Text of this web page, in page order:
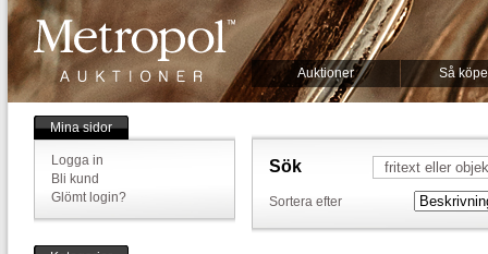
Auktioner Så
Mina sidor
Logga in
Bli kund
Glömt login?
Sök
Sortera efter